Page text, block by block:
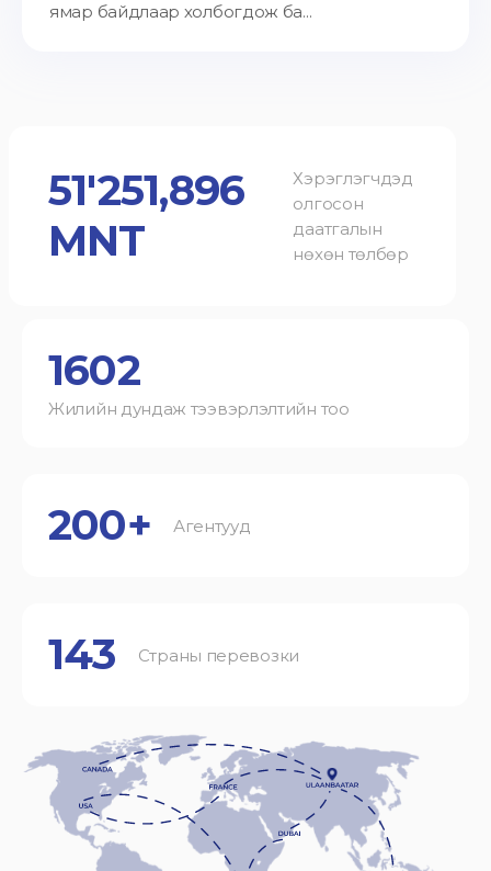
ямар байдлаар холбогдож ба...
51'251,896
MNT
Хэрэглэгчдэд
олгосон
даатгалын
нөхөн төлбөр
1602
Жилийн дундаж тээвэрлэлтийн тоо
200+ Агентууд
143 Страны перевозки